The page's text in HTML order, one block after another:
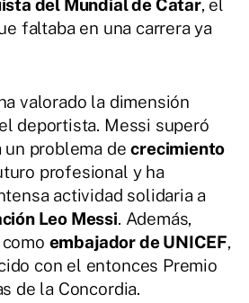
del Mundial de Catar, el
faltaba en una carrera ya
valorado la dimensión
deportista. Messi superó
un problema decrecimiento
profesional y ha
actividad solidaria a
Leo Messi. Además,
embajador de UNICEF,
con el entonces Premio
de la Concordia.